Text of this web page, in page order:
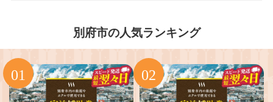
別府市の人気ランキング